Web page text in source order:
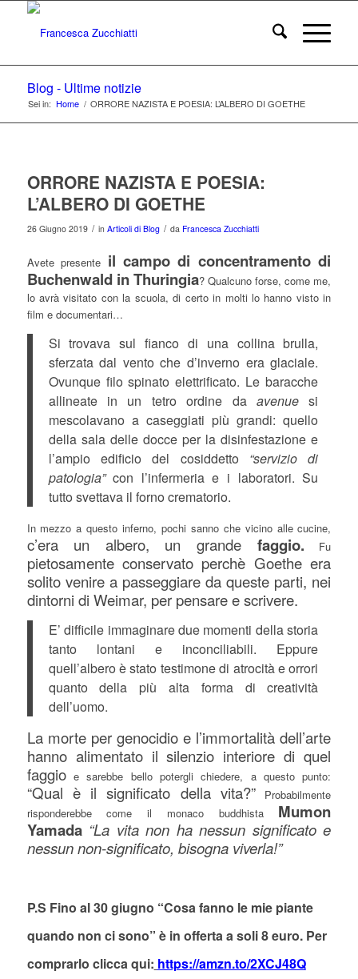
Blog - Ultime notizie
Sei in: Home / ORRORE NAZISTA E POESIA: L’ALBERO DI GOETHE
ORRORE NAZISTA E POESIA:
L’ALBERO DI GOETHE
26 Giugno 2019 / in Articoli di Blog / da Francesca Zucchiatti
Avete presente il campo di concentramento di
Buchenwald in Thuringia? Qualcuno forse, come me,
lo avrà visitato con la scuola, di certo in molti lo hanno visto in
film e documentari…
Si trovava sul fianco di una collina brulla,
sferzata dal vento che d’inverno era glaciale.
Ovunque filo spinato elettrificato. Le baracche
allineate in un tetro ordine da avenuesi
mescolavano a caseggiati più grandi: quello
della sala delle docce per la disinfestazione e
l’ampio edificio del cosiddetto “servizio di
patologia”con l’infermeria e i laboratori. Su
tutto svettava il forno crematorio.
In mezzo a questo inferno, pochi sanno che vicino alle cucine,
c’era un albero, un grande faggio. Fu
pietosamente conservato perchè Goethe era
solito venire a passeggiare da queste parti, nei
dintorni di Weimar, per pensare e scrivere.
E’ difficile immaginare due momenti della storia
tanto lontani e inconciliabili. Eppure
quell’albero è stato testimone di atrocità e orrori
quanto della più alta forma di creatività
dell’uomo.
La morte per genocidio e l’immortalità dell’arte
hanno alimentato il silenzio interiore di quel
faggioe sarebbe bello potergli chiedere, a questo punto:
“Qual è il significato della vita?” Probabilmente
risponderebbe come il monaco buddhista Mumon
Yamada“La vita non ha nessun significato e
nessun non-significato, bisogna viverla!”
P.S Fino al 30 giugno “Cosa fanno le mie piante
quando non ci sono” è in offerta a soli 8 euro. Per
comprarlo clicca qui: https://amzn.to/2XCJ48Q